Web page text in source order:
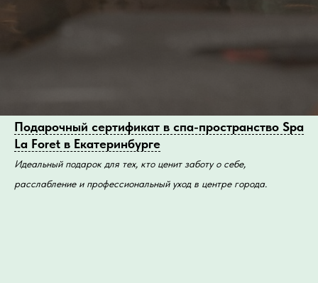
Подарочный сертификат в спа-пространство Spa
La Foret в Екатеринбурге
Идеальный подарок для тех, кто ценит заботу о себе,
расслабление и профессиональный уход в центре города.